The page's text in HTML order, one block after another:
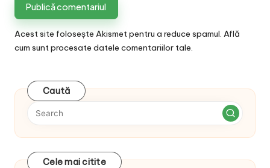
Acest site folosește Akismet pentru a reduce spamul. Află
cum sunt procesate datele comentariilor tale.
Caută
Cele mai citite